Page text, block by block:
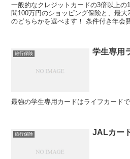
一般的なクレジットカードの3倍以上
間100万円のショッピング保険と、最
のどちらかを選べます！ 条件付き年会
旅行保険 学生専用
最強の学生専用カードはライフカードで
旅行保険 JALカー